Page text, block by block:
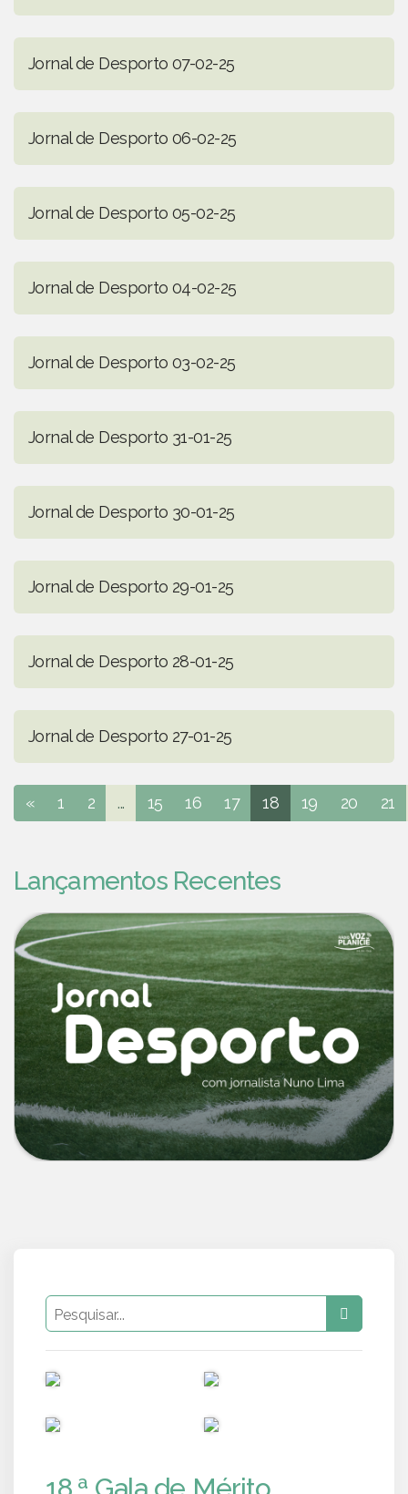
Jornal de Desporto 07-02-25
Jornal de Desporto 06-02-25
Jornal de Desporto 05-02-25
Jornal de Desporto 04-02-25
Jornal de Desporto 03-02-25
Jornal de Desporto 31-01-25
Jornal de Desporto 30-01-25
Jornal de Desporto 29-01-25
Jornal de Desporto 28-01-25
Jornal de Desporto 27-01-25
« 1 2 ... 15 16 17 18 19 20 21
Lançamentos Recentes